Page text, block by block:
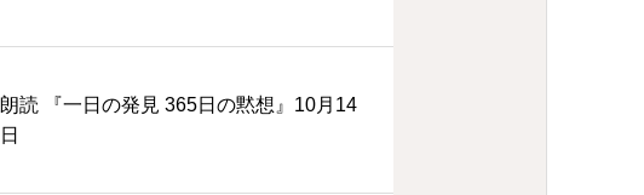
朗読 『一日の発見 365日の黙想』10月14
日